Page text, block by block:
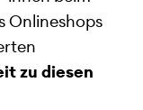
Onlineshops
zu diesen